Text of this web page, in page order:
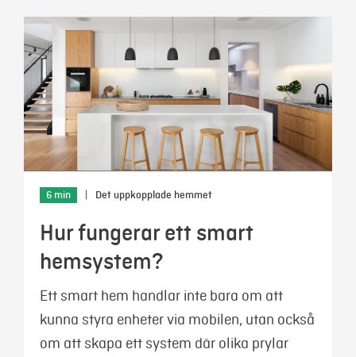
Mina sidor
6 min Det uppkopplade hemmet
Hur fungerar ett smart
hemsystem?
Ett smart hem handlar inte bara om att
kunna styra enheter via mobilen, utan också
om att skapa ett system där olika prylar